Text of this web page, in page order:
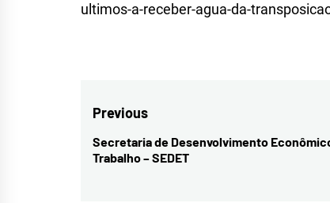
ultimos-a-receber-agua-da-
Navegação
de
Previous
Previous
post:
Secretaria de Desenvolvimento
Trabalho – SEDET